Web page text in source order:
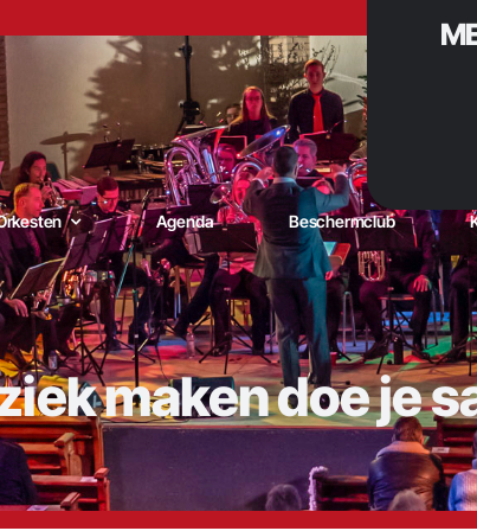
Agenda Beschermclub
maken doe je
Kunst naar Kracht – De muzikale trots van De